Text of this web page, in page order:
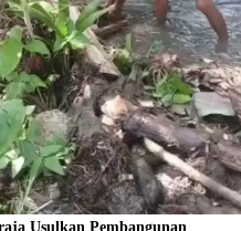
Usulkan Pembangunan